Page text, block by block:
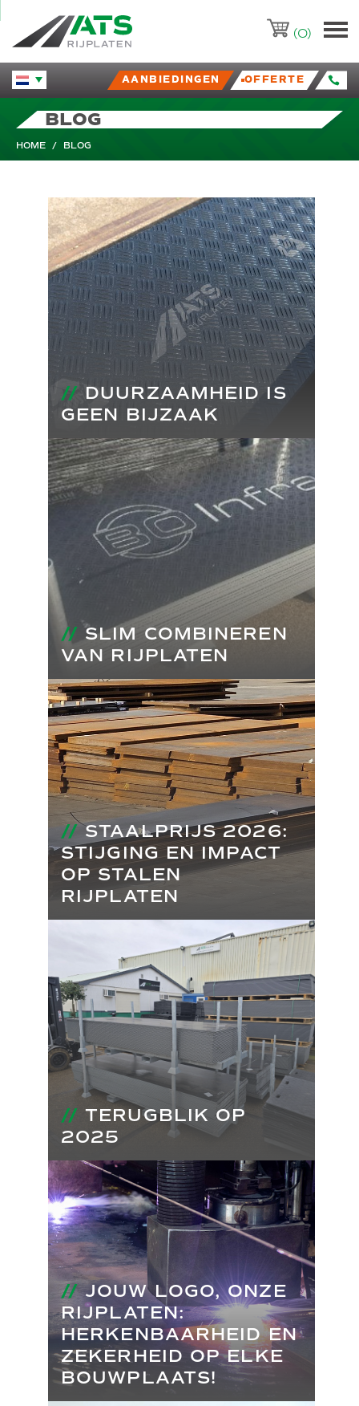
ATS-Trading.nl
(0)
Huidige taal veranderen.
AANBIEDINGEN OFFERTE
BLOG
HOME / BLOG
// DUURZAAMHEID IS
GEEN BIJZAAK
// SLIM COMBINEREN
VAN RIJPLATEN
// STAALPRIJS 2026:
STIJGING EN IMPACT
OP STALEN
RIJPLATEN
// TERUGBLIK OP
2025
//JOUW LOGO, ONZE
RIJPLATEN:
HERKENBAARHEID EN
ZEKERHEID OP ELKE
BOUWPLAATS!